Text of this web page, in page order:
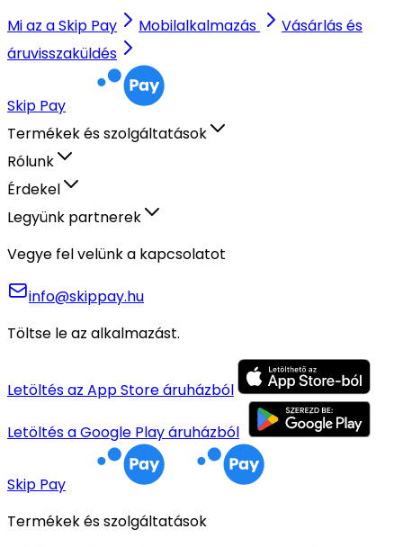
Mi az a Skip Pay Mobilalkalmazás
Vásárlás és
áruvisszaküldés
Skip Pay
Termékek és szolgáltatások
Rólunk
Érdekel
Legyünk partnerek
Vegye fel velünk a kapcsolatot
info@skippay.hu
Töltse le az alkalmazást.
Letöltés az App Store áruházból
Letöltés a Google Play áruházból
Skip Pay
Termékek és szolgáltatások